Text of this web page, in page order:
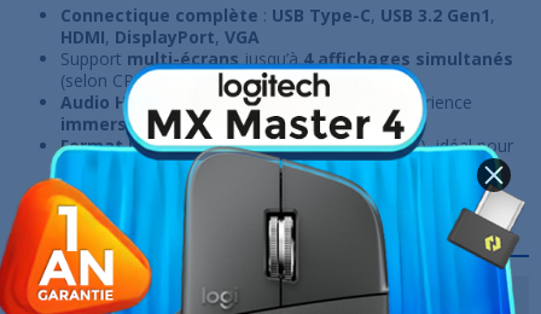
Connectique complète : USB Type-C, USB 3.2 Gen1,
HDMI, DisplayPort, VGA
Support multi-écransjusqu’à4 affichages simultanés
(selon CPU)
Audio HD Realtek 7.1 canauxpour une expérience
immersive
Format Micro-ATXcompact (24,4 x 24,4 cm), idéal pour
configurationséquilibrées
Fiche technique
Socket
Intel 1700